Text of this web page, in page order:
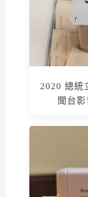
2020 總統
聞台